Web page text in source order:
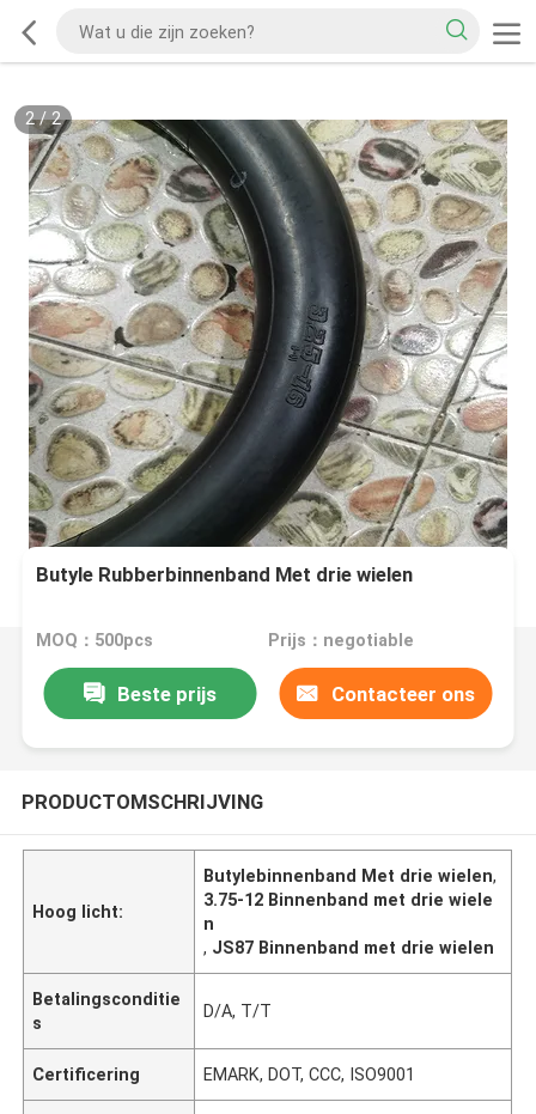
2/2
Butyle Rubberbinnenband Met drie wielen
MOQ：500pcs Prijs：negotiable
Beste prijs Contacteer ons
PRODUCTOMSCHRIJVING
Hoog licht:
Butylebinnenband Met drie wielen,
3.75-12 Binnenband met drie wiele
n
, JS87 Binnenband met drie wielen
Betalingsconditie
s
D/A, T/T
Certificering EMARK, DOT, CCC, ISO9001